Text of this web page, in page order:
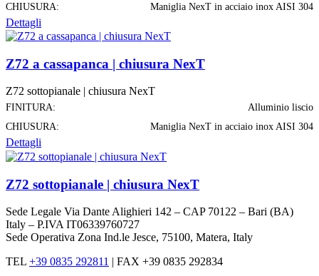
CHIUSURA:
Maniglia NexT in acciaio inox AISI 304
Dettagli
Z72 a cassapanca | chiusura NexT
Z72 sottopianale | chiusura NexT
FINITURA:
Alluminio liscio
CHIUSURA:
Maniglia NexT in acciaio inox AISI 304
Dettagli
Z72 sottopianale | chiusura NexT
Sede Legale Via Dante Alighieri 142 – CAP 70122 – Bari (BA)
Italy – P.IVA IT06339760727
Sede Operativa Zona Ind.le Jesce, 75100, Matera, Italy
TEL +39 0835 292811 | FAX +39 0835 292834